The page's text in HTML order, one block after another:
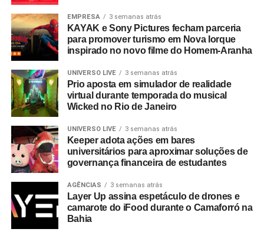
EMPRESA 3 semanas atrás
KAYAK e Sony Pictures fecham parceria
para promover turismo em Nova Iorque
inspirado no novo filme do Homem-Aranha
UNIVERSO LIVE 3 semanas atrás
Prio aposta em simulador de realidade
virtual durante temporada do musical
Wicked no Rio de Janeiro
UNIVERSO LIVE 3 semanas atrás
Keeper adota ações em bares
universitários para aproximar soluções de
governança financeira de estudantes
AGÊNCIAS 3 semanas atrás
Layer Up assina espetáculo de drones e
camarote do iFood durante o Camaforró na
Bahia